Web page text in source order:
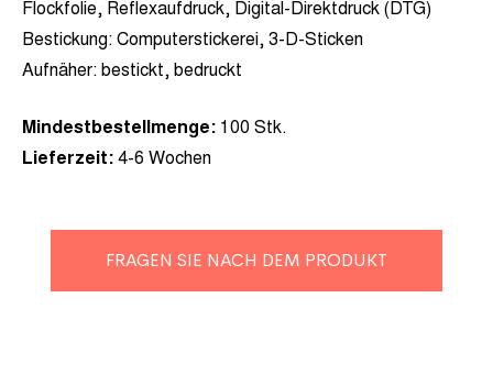
Flockfolie, Reflexaufdruck, Digital-Direktdruck (DTG)
Bestickung: Computerstickerei, 3-D-Sticken
Aufnäher: bestickt, bedruckt
Mindestbestellmenge: 100 Stk.
Lieferzeit: 4-6 Wochen
FRAGEN SIE NACH DEM PRODUKT